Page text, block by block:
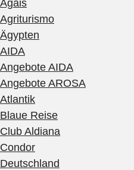
Ägäis
Agriturismo
Ägypten
AIDA
Angebote AIDA
Angebote AROSA
Atlantik
Blaue Reise
Club Aldiana
Condor
Deutschland